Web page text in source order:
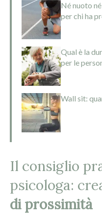
Né nuoto
per chi ha
Qual è la
per le
Wall sit:
Il consiglio
psicologa:
di prossimità